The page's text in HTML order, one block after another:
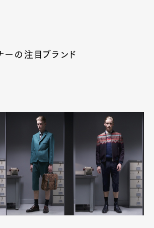
の注目ブランド